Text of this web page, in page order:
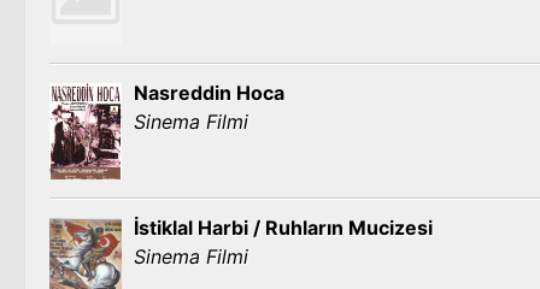
Nasreddin Hoca
Sinema Filmi
İstiklal Harbi / Ruhların Mucizesi
Sinema Filmi